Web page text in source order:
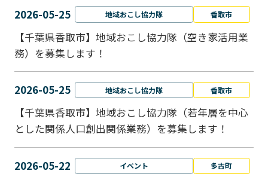
2026-05-25 地域おこし協力隊 香取市
【千葉県香取市】地域おこし協力隊（空き家活用業
務）を募集します！
2026-05-25 地域おこし協力隊 香取市
【千葉県香取市】地域おこし協力隊（若年層を中心
とした関係人口創出関係業務）を募集します！
2026-05-22 イベント 多古町